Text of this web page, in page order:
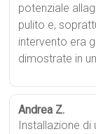
potenziale
pulito e,
intervento era
dimostrate in
Andrea Z.
Installazione